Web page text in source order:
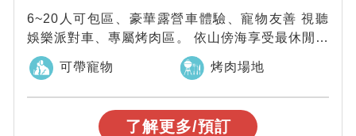
6~20人可包區、豪華露營車體驗、寵物友善 視聽
娛樂派對車、專屬烤肉區。 依山傍海享受最休閒的
蘭陽美景、 星巴克、麥當勞、全聯、寶...
可帶寵物 烤肉場地
了解更多/預訂